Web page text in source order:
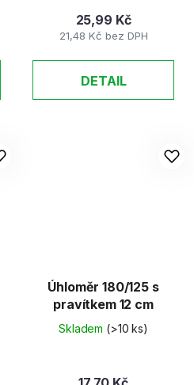
21,48 Kč bez DPH
25,99 Kč
DETAIL
Úhloměr 180/125 s
pravítkem 12 cm
Skladem (>10 ks)